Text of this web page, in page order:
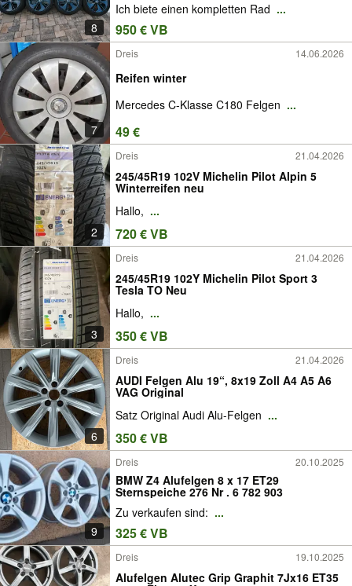
8
Ich biete einen kompletten Rad ...
950 € VB
7
Dreis 14.06.2026
Reifen winter
Mercedes C-Klasse C180 Felgen ...
49 €
2
Dreis 21.04.2026
245/45R19 102V Michelin Pilot Alpin 5
Winterreifen neu
Hallo, ...
720 € VB
3
Dreis 21.04.2026
245/45R19 102Y Michelin Pilot Sport 3
Tesla TO Neu
Hallo, ...
350 € VB
6
Dreis 21.04.2026
AUDI Felgen Alu 19“, 8x19 Zoll A4 A5 A6
VAG Original
Satz Original Audi Alu-Felgen ...
350 € VB
9
Dreis 20.10.2025
BMW Z4 Alufelgen 8 x 17 ET29
Sternspeiche 276 Nr . 6 782 903
Zu verkaufen sind: ...
325 € VB
Dreis 19.10.2025
Alufelgen Alutec Grip Graphit 7Jx16 ET35